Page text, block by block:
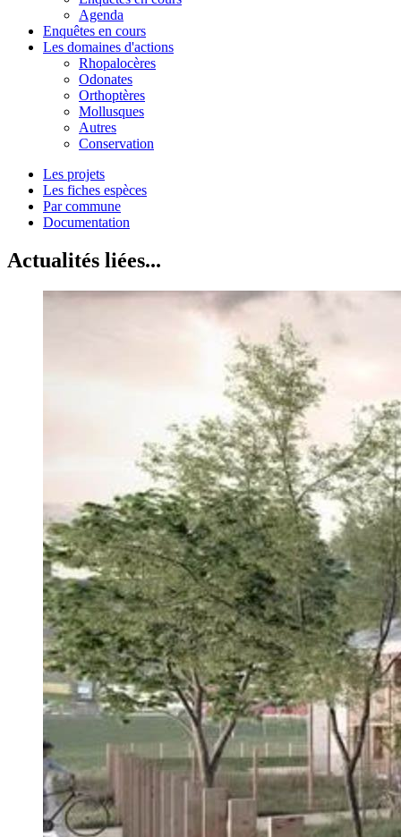
Agenda
Enquêtes en cours
Les domaines d'actions
Rhopalocères
Odonates
Orthoptères
Mollusques
Autres
Conservation
Les projets
Les fiches espèces
Par commune
Documentation
Actualités liées...